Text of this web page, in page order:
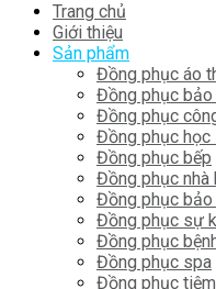
Trang chủ
Giới thiệu
Sản phẩm
Đồng phục áo
Đồng phục bảo
Đồng phục
Đồng phục học
Đồng phục bếp
Đồng phục nhà
Đồng phục bảo
Đồng phục sự
Đồng phục
Đồng phục spa
Đồng phục